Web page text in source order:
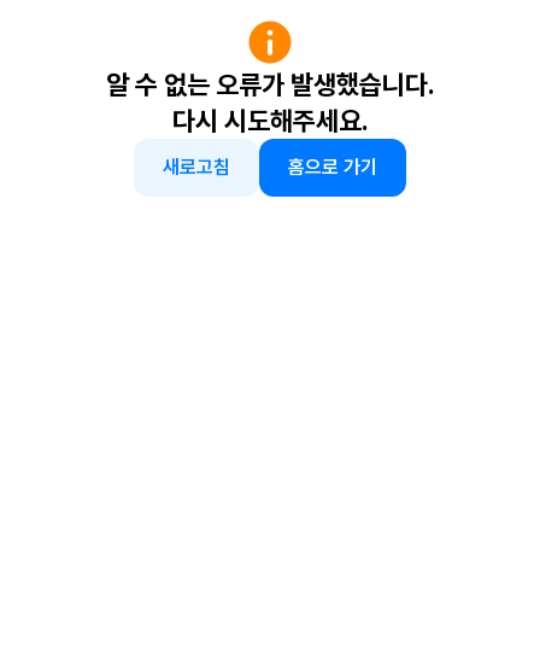
알 수 없는 오류가 발생했습니다.
다시 시도해주세요.
새로고침 홈으로 가기